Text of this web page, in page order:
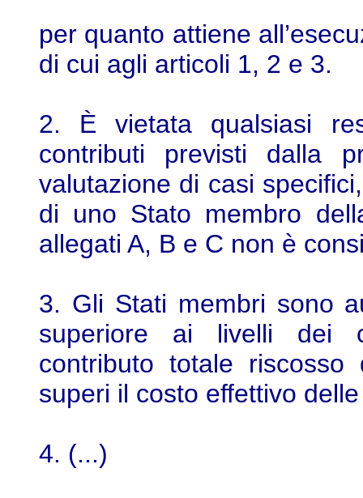
per quanto attiene
di cui agli articoli 1, 2 e 3.
2. È vietata qualsiasi
contributi previsti dalla
valutazione di casi
di uno Stato membro
allegati A, B e C non è
3. Gli Stati membri sono
superiore ai livelli dei
contributo totale
superi il costo effettivo
4. (...)